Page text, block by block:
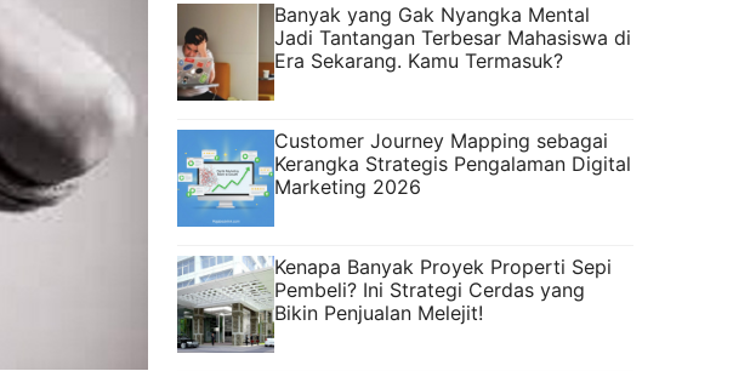
Banyak yang Gak Nyangka Mental
Jadi Tantangan Terbesar Mahasiswa di
Era Sekarang. Kamu Termasuk?
Customer Journey Mapping sebagai
Kerangka Strategis Pengalaman Digital
Marketing 2026
Kenapa Banyak Proyek Properti Sepi
Pembeli? Ini Strategi Cerdas yang
Bikin Penjualan Melejit!